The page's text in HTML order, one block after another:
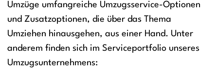
Umzüge umfangreiche Umzugsservice-Optionen
und Zusatzoptionen, die über das Thema
Umziehen hinausgehen, aus einer Hand. Unter
anderem finden sich im Serviceportfolio unseres
Umzugsunternehmens: